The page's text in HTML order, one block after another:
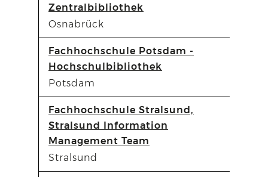
Zentralbibliothek
Osnabrück
Fachhochschule Potsdam -
Hochschulbibliothek
Potsdam
Fachhochschule Stralsund,
Stralsund Information
Management Team
Stralsund